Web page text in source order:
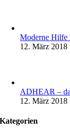
Moderne Hilfe
12. März 2018
ADHEAR –
12. März 2018
Kategorien